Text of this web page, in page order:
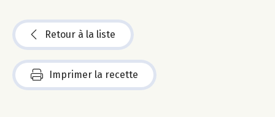
Retour à la liste
Imprimer la recette